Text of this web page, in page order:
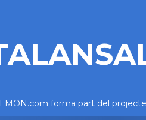
forma part del projecte